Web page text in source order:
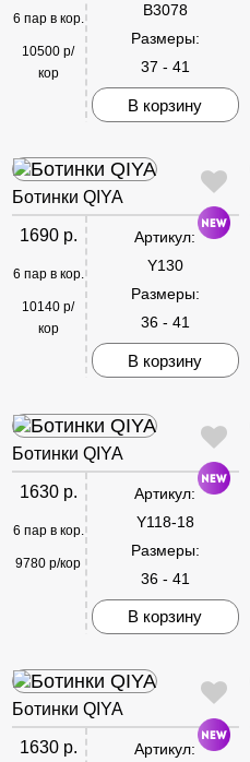
6 пар в кор.
10500 р/
кор
B3078
Размеры:
37 - 41
В корзину
Ботинки QIYA
1690 р.
6 пар в кор.
10140 р/
кор
Артикул:
Y130
Размеры:
36 - 41
В корзину
Ботинки QIYA
1630 р.
6 пар в кор.
9780 р/кор
Артикул:
Y118-18
Размеры:
36 - 41
В корзину
Ботинки QIYA
1630 р. Артикул: